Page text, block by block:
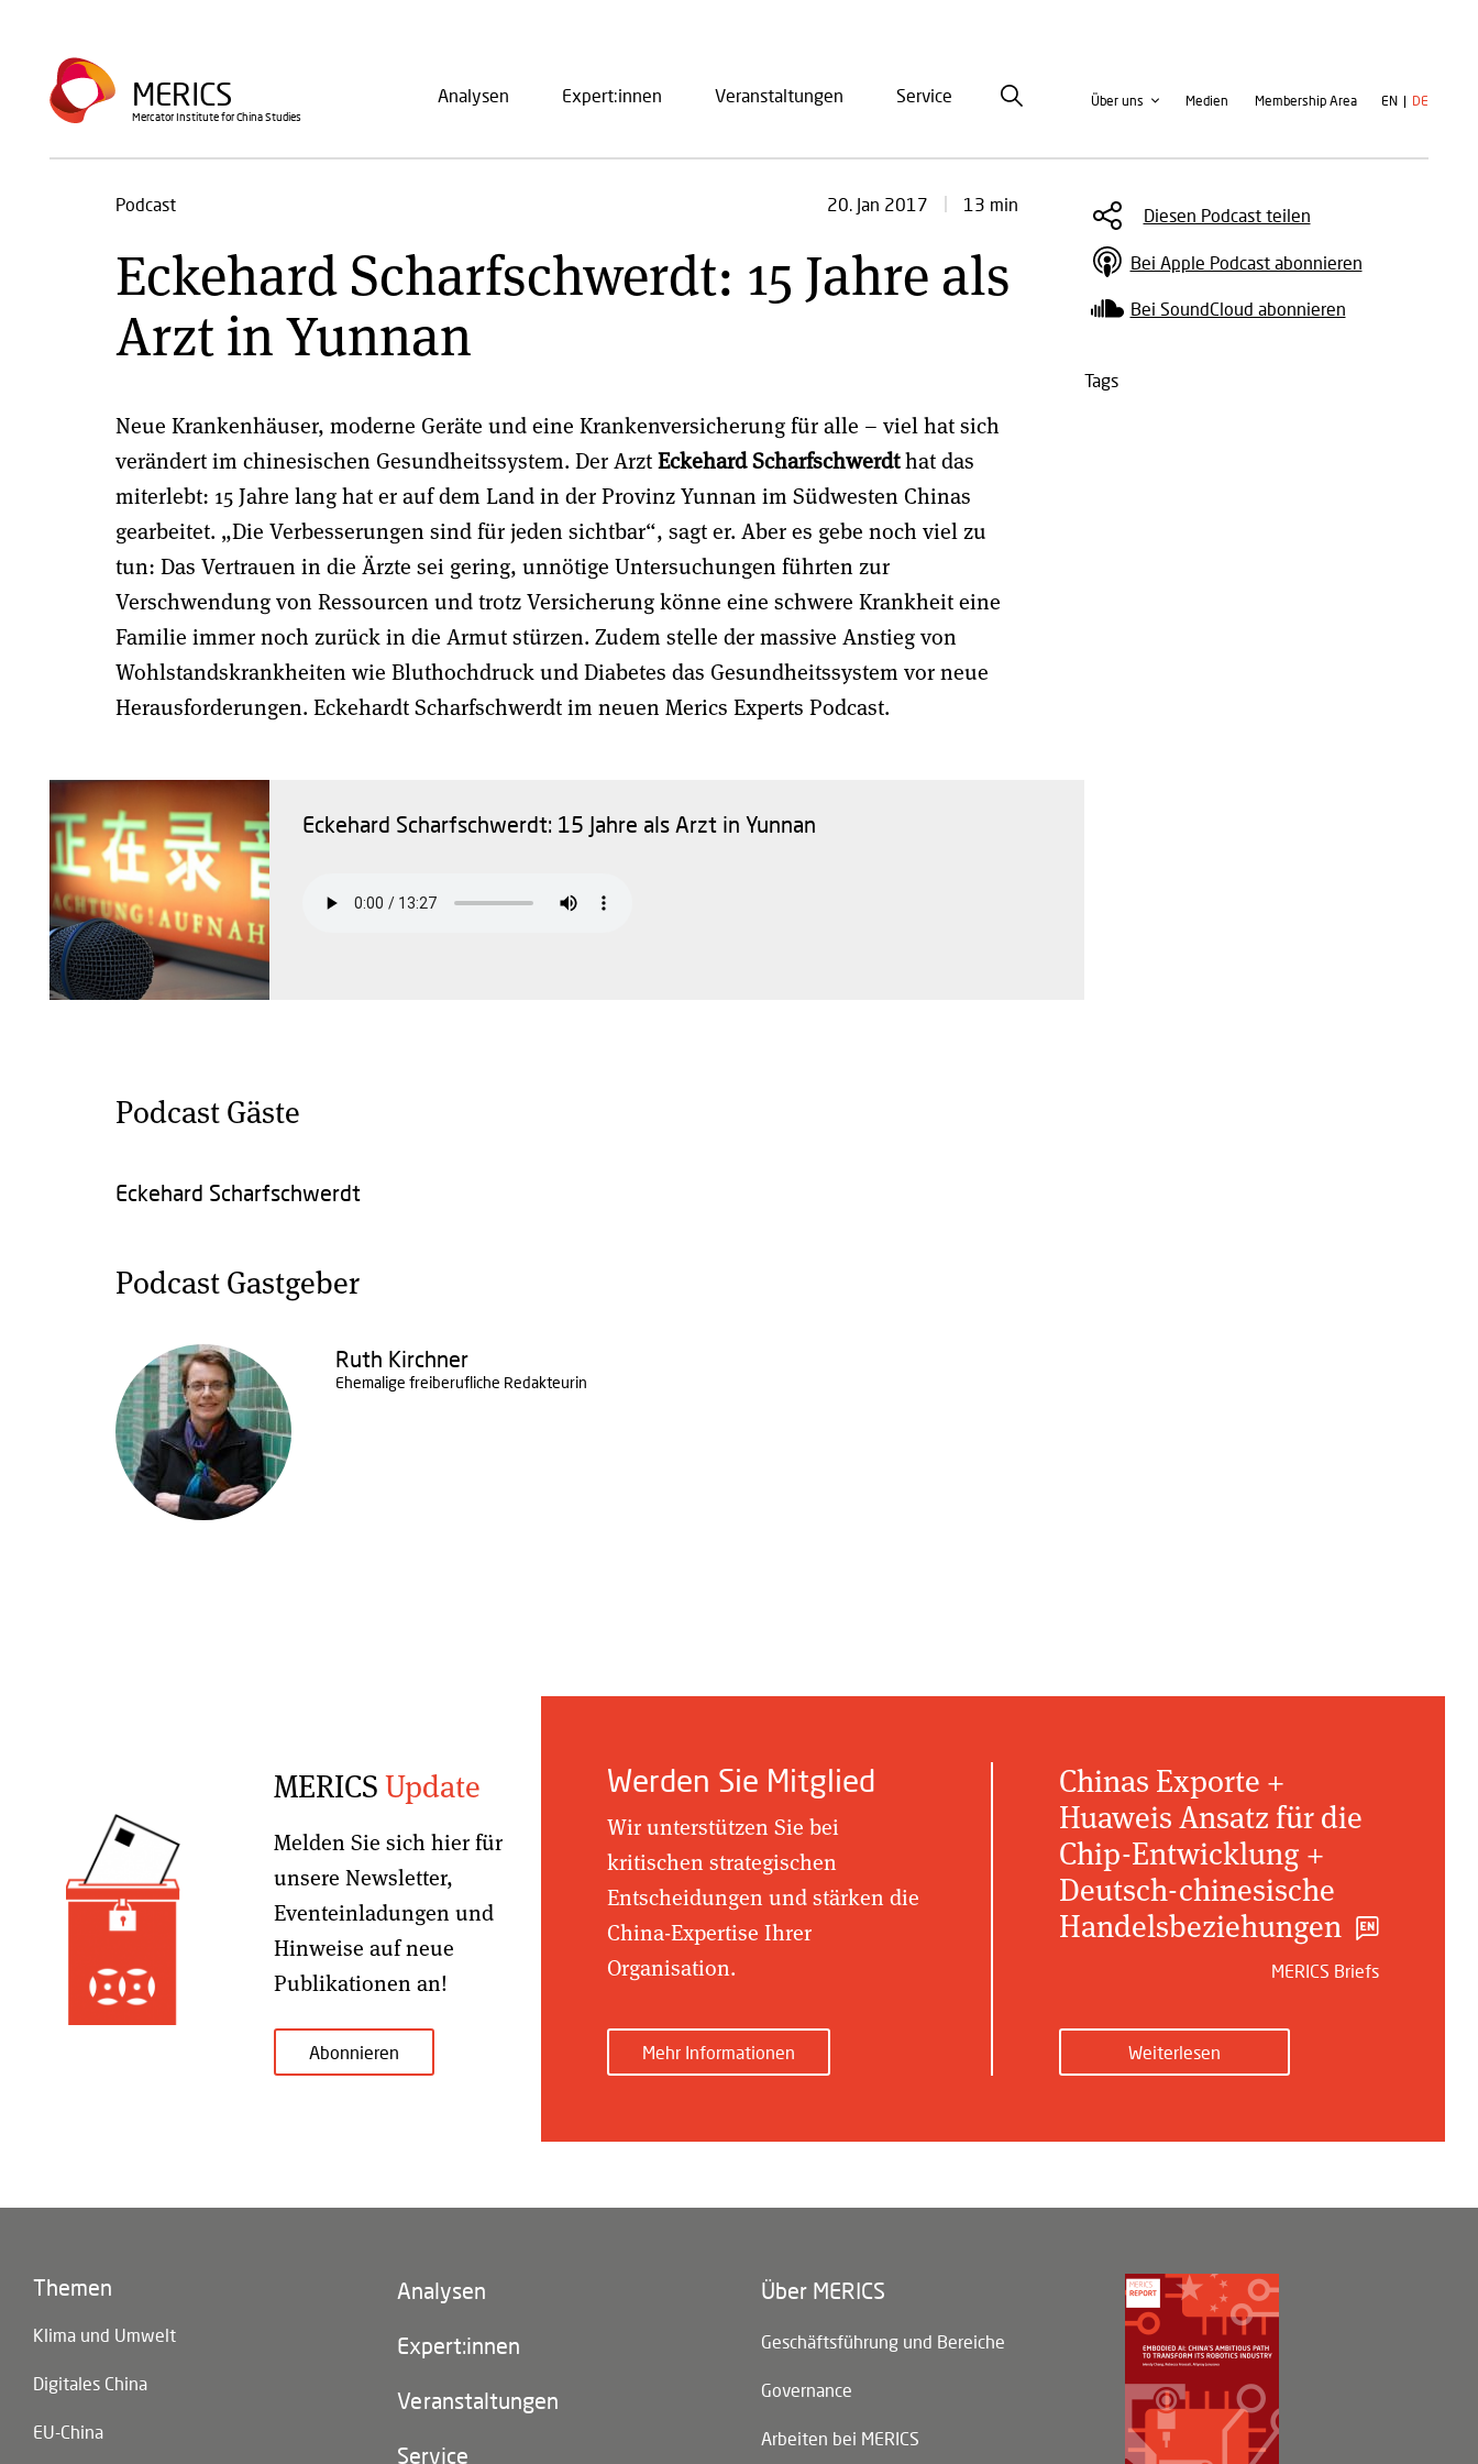
Inhalt
MERICS
Mercator Institute for China Studies
navigation
Analysen Expert:innen Veranstaltungen Service
Second
Über uns Medien
User
Membership Area EN DE
Podcast 20. Jan 2017 13 min
Eckehard Scharfschwerdt: 15 Jahre als
Arzt in Yunnan
Neue Krankenhäuser, moderne Geräte und eine Krankenversicherung für alle – viel hat sich
verändert im chinesischen Gesundheitssystem. Der ArztEckehard Scharfschwerdthat das
miterlebt: 15 Jahre lang hat er auf dem Land in der Provinz Yunnan im Südwesten Chinas
gearbeitet. „Die Verbesserungen sind für jeden sichtbar“, sagt er. Aber es gebe noch viel zu
tun: Das Vertrauen in die Ärzte sei gering, unnötige Untersuchungen führten zur
Verschwendung von Ressourcen und trotz Versicherung könne eine schwere Krankheit eine
Familie immer noch zurück in die Armut stürzen. Zudem stelle der massive Anstieg von
Wohlstandskrankheiten wie Bluthochdruck und Diabetes das Gesundheitssystem vor neue
Herausforderungen. Eckehardt Scharfschwerdt im neuen Merics Experts Podcast.
Eckehard Scharfschwerdt: 15 Jahre als Arzt in Yunnan
Podcast Gäste
Eckehard Scharfschwerdt
Podcast Gastgeber
Ruth Kirchner
Ehemalige freiberufliche Redakteurin
Diesen Podcast teilen
Bei Apple Podcast abonnieren
Bei SoundCloud abonnieren
Tags
MERICSUpdate
Melden Sie sich hier für
unsere Newsletter,
Eventeinladungen und
Hinweise auf neue
Publikationen an!
Abonnieren
Werden Sie Mitglied
Wir unterstützen Sie bei
kritischen strategischen
Entscheidungen und stärken die
China-Expertise Ihrer
Organisation.
Mehr Informationen
Chinas Exporte +
Huaweis Ansatz für die
Chip-Entwicklung +
Deutsch-chinesische
Handelsbeziehungen
MERICS Briefs
Weiterlesen
Themen
Klima und Umwelt
Digitales China
EU-China
Footer
navigation)
Analysen
Expert:innen
Veranstaltungen
Service
Über MERICS
Geschäftsführung und Bereiche
Governance
Arbeiten bei MERICS